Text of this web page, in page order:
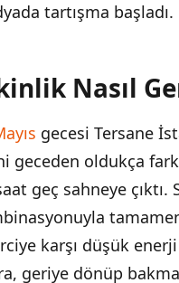
tartışma başladı.
›
Etkinlik Nasıl Gerçekleşti
Organizatör Açıklaması ve
Sosyal Medya Tepkileri
Nasıl
gecesi Tersane
geceden oldukça
geç sahneye çıktı.
karşı düşük
geriye dönüp